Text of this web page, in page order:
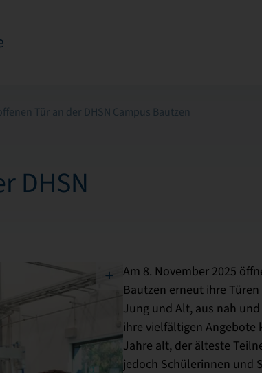
Tür an der DHSN Campus Bautzen
DHSN
Am 8. November 2025
Bautzen erneut ihre
Jung und Alt, aus nah
ihre vielfältigen Angebote
Jahre alt, der älteste
jedoch Schülerinnen und